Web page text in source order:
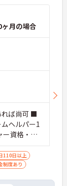
月の場合
れば尚可 ■
ヘルパー1
資格・経
許（AT限
110日以上
制度あり